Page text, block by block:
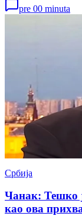
pre 00 minuta
Србија
Чанак: Тешко
као ова